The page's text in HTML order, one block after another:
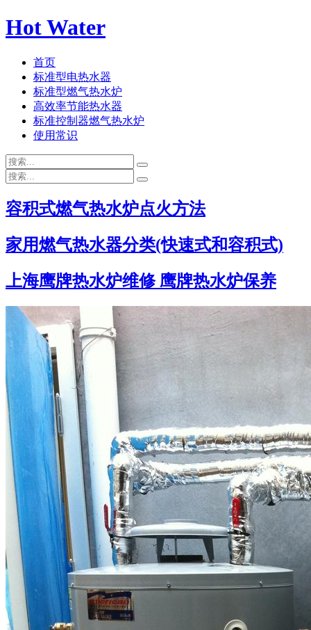
Hot Water
首页
标准型电热水器
标准型燃气热水炉
高效率节能热水器
标准控制器燃气热水炉
使用常识
容积式燃气热水炉点火方法
家用燃气热水器分类(快速式和容积式)
上海鹰牌热水炉维修 鹰牌热水炉保养